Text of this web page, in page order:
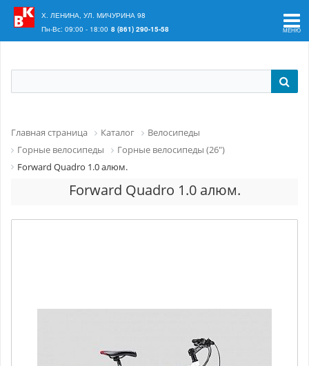
Ваш регион:
Х. ЛЕНИНА, УЛ. МИЧУРИНА 98
Пн-Вс: 09:00 - 18:00 8 (861) 290-15-58
Главная страница Каталог
Велосипеды
Горные велосипеды
Горные велосипеды (26")
Forward Quadro 1.0 алюм.
Forward Quadro 1.0 алюм.